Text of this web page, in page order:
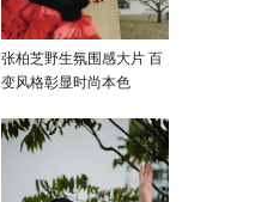
张柏芝野生氛围感大片 百
变风格彰显时尚本色